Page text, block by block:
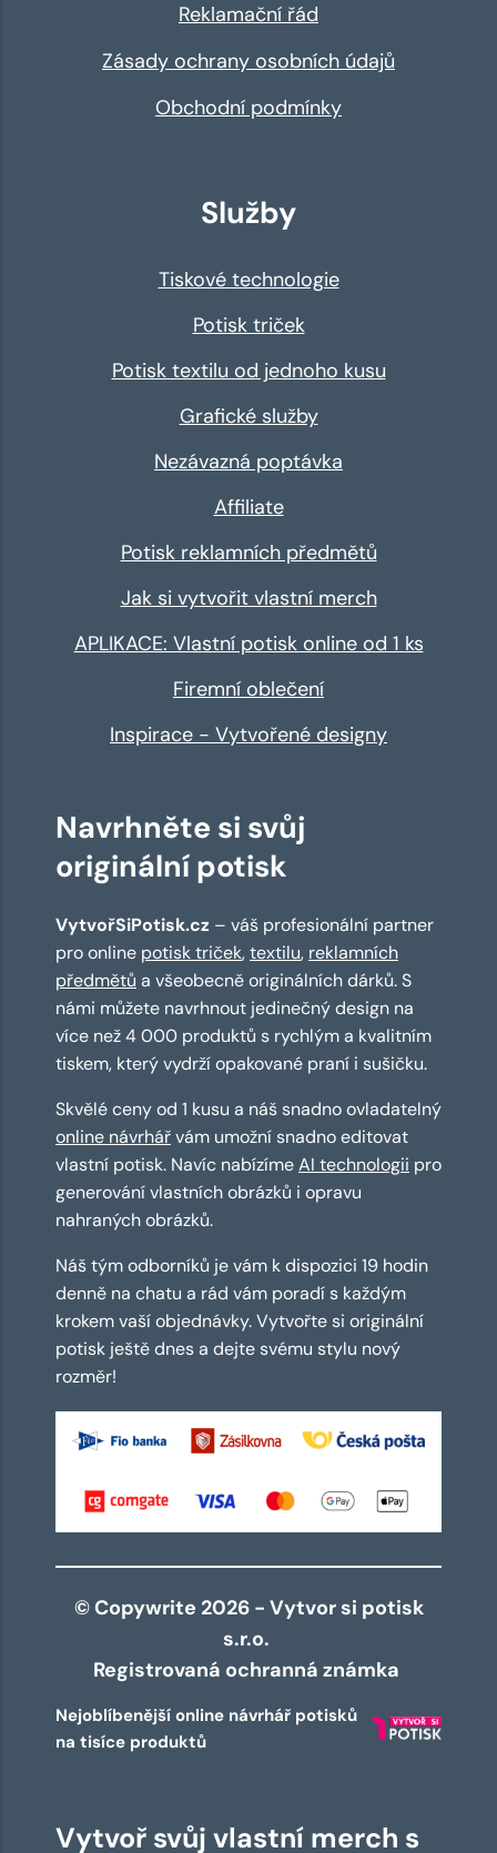
Reklamační řád
Zásady ochrany osobních údajů
Obchodní podmínky
Služby
Tiskové technologie
Potisk triček
Potisk textilu od jednoho kusu
Grafické služby
Nezávazná poptávka
Affiliate
Potisk reklamních předmětů
Jak si vytvořit vlastní merch
APLIKACE: Vlastní potisk online od 1 ks
Firemní oblečení
Inspirace - Vytvořené designy
Navrhněte si svůj
originální potisk
VytvořSiPotisk.cz – váš profesionální partner
pro online potisk triček,textilu, reklamních
předmětů a všeobecně originálních dárků. S
námi můžete navrhnout jedinečný design na
více než 4 000 produktů s rychlým a kvalitním
tiskem, který vydrží opakované praní i sušičku.
Skvělé ceny od 1 kusu a náš snadno ovladatelný
online návrhářvám umožní snadno editovat
vlastní potisk. Navíc nabízímeAI technologii pro
generování vlastních obrázků i opravu
nahraných obrázků.
Náš tým odborníků je vám k dispozici 19 hodin
denně na chatu a rád vám poradí s každým
krokem vaší objednávky. Vytvořte si originální
potisk ještě dnes a dejte svému stylu nový
rozměr!
© Copywrite 2026 - Vytvor si potisk
s.r.o.
Registrovaná ochranná známka
Nejoblíbenější online návrhář potisků
na tisíce produktů
Vytvoř svůj vlastní merch s